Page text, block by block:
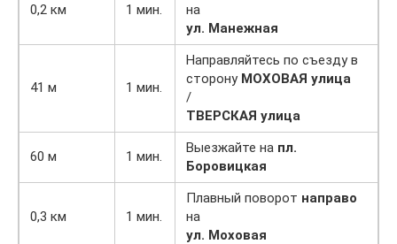
0,2 км 1 мин.
на
ул. Манежная
41 м 1 мин.
Направляйтесь по съезду в
сторону МОХОВАЯ улица
/
ТВЕРСКАЯ улица
60 м 1 мин.
Выезжайте на пл.
Боровицкая
0,3 км 1 мин.
Плавный поворот направо
на
ул. Моховая